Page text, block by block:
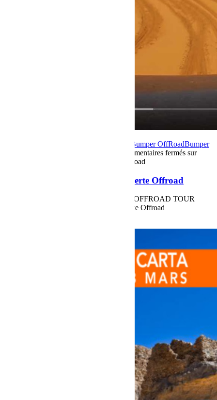
Bumper OffRoadBumper
Commentaires fermés sur
Dunes de Merzouga avec Decouverte Offroad
Dunes de Merzouga avec Decouverte Offroad
DUNES DE MERZOUGA MAROCCO OFFROAD TOUR
2018. Dunes de Merzouga avec Decouverte Offroad